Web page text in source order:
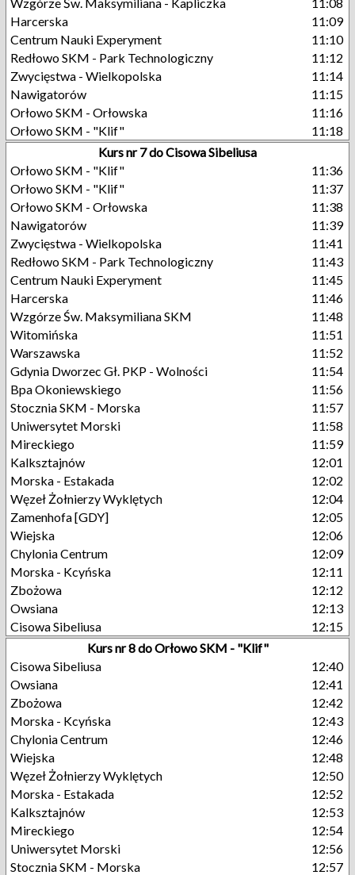
Harcerska
11:09
Centrum Nauki Experyment
11:10
Redłowo SKM - Park Technologiczny
11:12
Zwycięstwa - Wielkopolska
11:14
Nawigatorów
11:15
Orłowo SKM - Orłowska
11:16
Orłowo SKM - "Klif"
11:18
Kurs nr 7 do Cisowa Sibeliusa
Orłowo SKM - "Klif"
11:36
Orłowo SKM - "Klif"
11:37
Orłowo SKM - Orłowska
11:38
Nawigatorów
11:39
Zwycięstwa - Wielkopolska
11:41
Redłowo SKM - Park Technologiczny
11:43
Centrum Nauki Experyment
11:45
Harcerska
11:46
Wzgórze Św. Maksymiliana SKM
11:48
Witomińska
11:51
Warszawska
11:52
Gdynia Dworzec Gł. PKP - Wolności
11:54
Bpa Okoniewskiego
11:56
Stocznia SKM - Morska
11:57
Uniwersytet Morski
11:58
Mireckiego
11:59
Kalksztajnów
12:01
Morska - Estakada
12:02
Węzeł Żołnierzy Wyklętych
12:04
Zamenhofa [GDY]
12:05
Wiejska
12:06
Chylonia Centrum
12:09
Morska - Kcyńska
12:11
Zbożowa
12:12
Owsiana
12:13
Cisowa Sibeliusa
12:15
Kurs nr 8 do Orłowo SKM - "Klif"
Cisowa Sibeliusa
12:40
Owsiana
12:41
Zbożowa
12:42
Morska - Kcyńska
12:43
Chylonia Centrum
12:46
Wiejska
12:48
Węzeł Żołnierzy Wyklętych
12:50
Morska - Estakada
12:52
Kalksztajnów
12:53
Mireckiego
12:54
Uniwersytet Morski
12:56
Stocznia SKM - Morska
12:57